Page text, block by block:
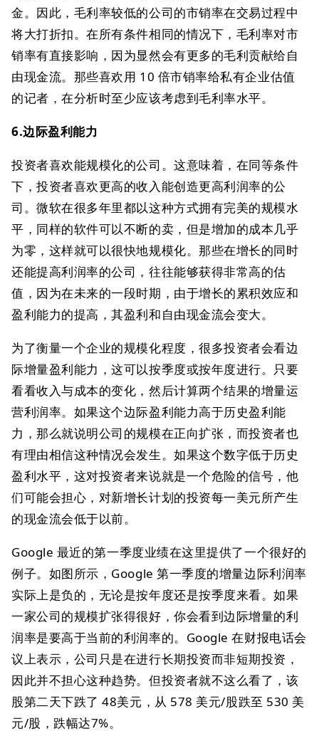
金。因此，毛利率较低的公司的市销率在交易过程中
将大打折扣。在所有条件相同的情况下，毛利率对市
销率有直接影响，因为显然会有更多的毛利贡献给自
由现金流。那些喜欢用 10 倍市销率给私有企业估值
的记者，在分析时至少应该考虑到毛利率水平。
6.边际盈利能力
投资者喜欢能规模化的公司。这意味着，在同等条件
下，投资者喜欢更高的收入能创造更高利润率的公
司。微软在很多年里都以这种方式拥有完美的规模水
平，同样的软件可以不断的卖，但是增加的成本几乎
为零，这样就可以很快地规模化。那些在增长的同时
还能提高利润率的公司，往往能够获得非常高的估
值，因为在未来的一段时期，由于增长的累积效应和
盈利能力的提高，其盈利和自由现金流会变大。
为了衡量一个企业的规模化程度，很多投资者会看边
际增量盈利能力，这可以按季度或按年度进行。只要
看看收入与成本的变化，然后计算两个结果的增量运
营利润率。如果这个边际盈利能力高于历史盈利能
力，那么就说明公司的规模在正向扩张，而投资者也
有理由相信这种情况会发生。如果这个数字低于历史
盈利水平，这对投资者来说就是一个危险的信号，他
们可能会担心，对新增长计划的投资每一美元所产生
的现金流会低于以前。
Google 最近的第一季度业绩在这里提供了一个很好的
例子。如图所示，Google 第一季度的增量边际利润率
实际上是负的，无论是按年度还是按季度来看。如果
一家公司的规模扩张得很好，你会看到边际增量的利
润率是要高于当前的利润率的。Google 在财报电话会
议上表示，公司只是在进行长期投资而非短期投资，
因此并不担心这种趋势。但投资者就不这么看了，该
股第二天下跌了 48美元，从 578 美元/股跌至 530 美
元/股，跌幅达7%。